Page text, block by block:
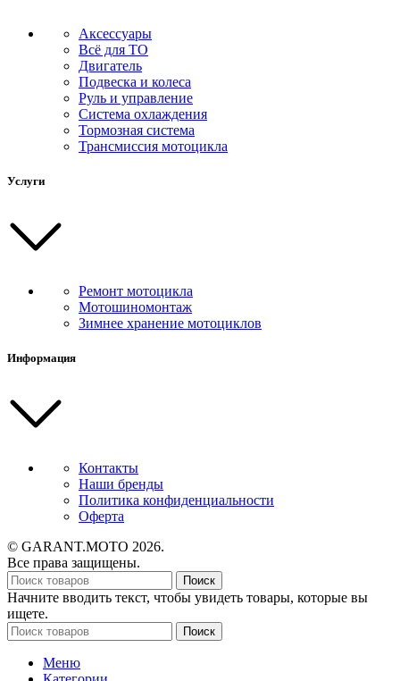
Аксессуары
Всё для ТО
Двигатель
Подвеска и колеса
Руль и управление
Система охлаждения
Тормозная система
Трансмиссия мотоцикла
Услуги
Ремонт мотоцикла
Мотошиномонтаж
Зимнее хранение мотоциклов
Информация
Контакты
Наши бренды
Политика конфиденциальности
Оферта
© GARANT.MOTO 2026.
Все права защищены.
Поиск
Начните вводить текст, чтобы увидеть товары, которые вы
ищете.
Поиск
Меню